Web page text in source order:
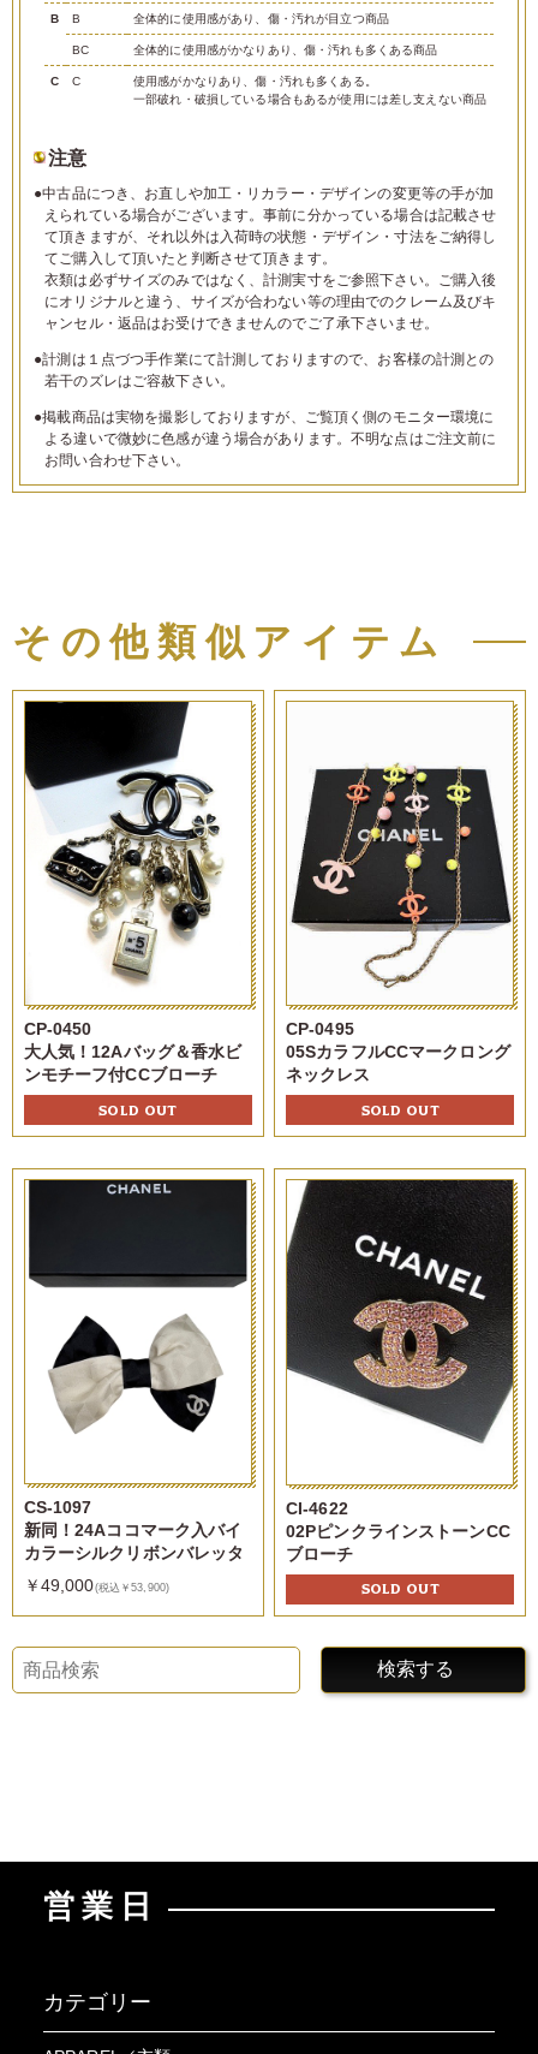
B B 全体的に使用感があり、傷・汚れが目立つ商品
BC 全体的に使用感がかなりあり、傷・汚れも多くある商品
C C
使用感がかなりあり、傷・汚れも多くある。
一部破れ・破損している場合もあるが使用には差し支えない商品
注意
●中古品につき、お直しや加工・リカラー・デザインの変更等の手が加
えられている場合がございます。事前に分かっている場合は記載させ
て頂きますが、それ以外は入荷時の状態・デザイン・寸法をご納得し
てご購入して頂いたと判断させて頂きます。
衣類は必ずサイズのみではなく、計測実寸をご参照下さい。ご購入後
にオリジナルと違う、サイズが合わない等の理由でのクレーム及びキ
ャンセル・返品はお受けできませんのでご了承下さいませ。
●計測は１点づつ手作業にて計測しておりますので、お客様の計測との
若干のズレはご容赦下さい。
●掲載商品は実物を撮影しておりますが、ご覧頂く側のモニター環境に
よる違いで微妙に色感が違う場合があります。不明な点はご注文前に
お問い合わせ下さい。
その他類似アイテム
CP-0450
大人気！12Aバッグ＆香水ビ
ンモチーフ付CCブローチ
SOLD OUT
CP-0495
05SカラフルCCマークロング
ネックレス
SOLD OUT
CS-1097
新同！24Aココマーク入バイ
カラーシルクリボンバレッタ
￥49,000(税込￥53,900)
CI-4622
02PピンクラインストーンCC
ブローチ
SOLD OUT
検索する
営業日
カテゴリー